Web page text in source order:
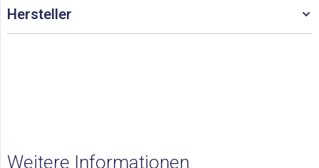
Hersteller
Weitere Informationen